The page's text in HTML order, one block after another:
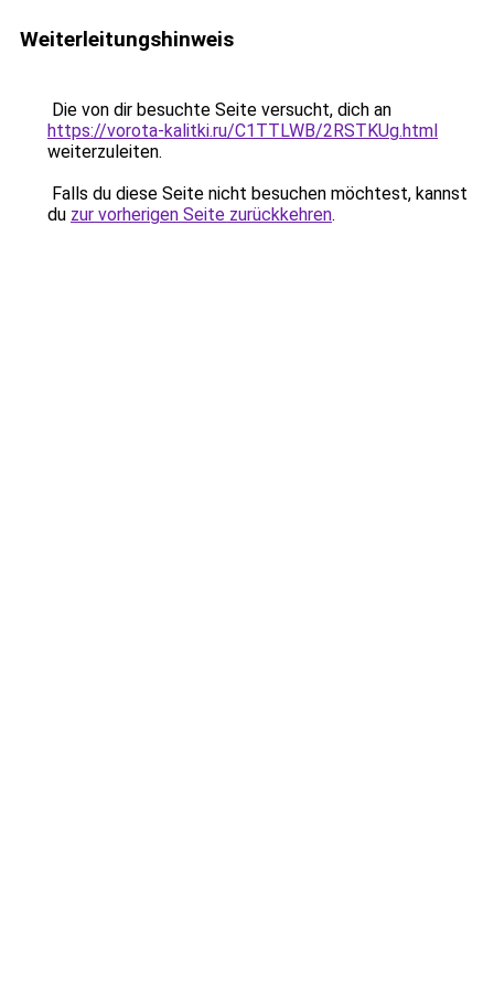
Weiterleitungshinweis
Die von dir besuchte Seite versucht, dich an
https://vorota-kalitki.ru/C1TTLWB/2RSTKUg.html
weiterzuleiten.
Falls du diese Seite nicht besuchen möchtest, kannst
du zur vorherigen Seite zurückkehren.